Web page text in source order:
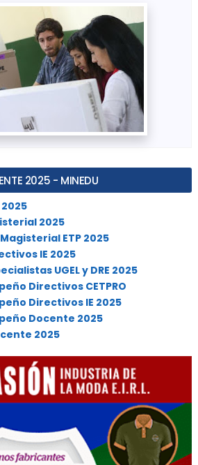
2025 - MINEDU
2025
ETP 2025
IE 2025
UGEL y DRE 2025
Directivos CETPRO
Directivos IE 2025
Docente 2025
2025